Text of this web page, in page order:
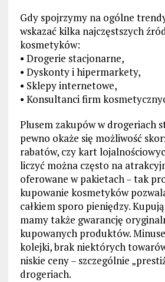
Gdy spojrzymy na ogólne
wskazać kilka najczęstszych
kosmetyków:
• Drogerie stacjonarne,
• Dyskonty i hipermarkety,
• Sklepy internetowe,
• Konsultanci firm
Plusem zakupów w drogeriach
pewno okaże się możliwość
rabatów, czy kart
liczyć można często na
oferowane w pakietach – tak
kupowanie kosmetyków
całkiem sporo pieniędzy.
mamy także gwarancję
kupowanych produktów.
kolejki, brak niektórych
niskie ceny – szczególnie
drogeriach.